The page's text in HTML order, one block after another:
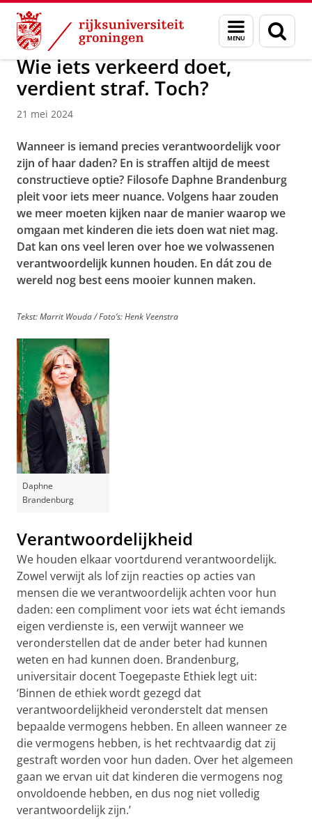
Skip
Content
Skip
Navigation
Menu
en
zoeken
Over ons Actueel Nieuws
Wie iets verkeerd doet,
verdient straf. Toch?
21 mei 2024
Wanneer is iemand precies verantwoordelijk voor
zijn of haar daden? En is straffen altijd de meest
constructieve optie? Filosofe Daphne Brandenburg
pleit voor iets meer nuance. Volgens haar zouden
we meer moeten kijken naar de manier waarop we
omgaan met kinderen die iets doen wat niet mag.
Dat kan ons veel leren over hoe we volwassenen
verantwoordelijk kunnen houden. En dát zou de
wereld nog best eens mooier kunnen maken.
Tekst: Marrit Wouda / Foto’s: Henk Veenstra
Daphne
Brandenburg
Verantwoordelijkheid
We houden elkaar voortdurend verantwoordelijk.
Zowel verwijt als lof zijn reacties op acties van
mensen die we verantwoordelijk achten voor hun
daden: een compliment voor iets wat écht iemands
eigen verdienste is, een verwijt wanneer we
veronderstellen dat de ander beter had kunnen
weten en had kunnen doen. Brandenburg,
universitair docent Toegepaste Ethiek legt uit:
‘Binnen de ethiek wordt gezegd dat
verantwoordelijkheid veronderstelt dat mensen
bepaalde vermogens hebben. En alleen wanneer ze
die vermogens hebben, is het rechtvaardig dat zij
gestraft worden voor hun daden. Over het algemeen
gaan we ervan uit dat kinderen die vermogens nog
onvoldoende hebben, en dus nog niet volledig
verantwoordelijk zijn.’